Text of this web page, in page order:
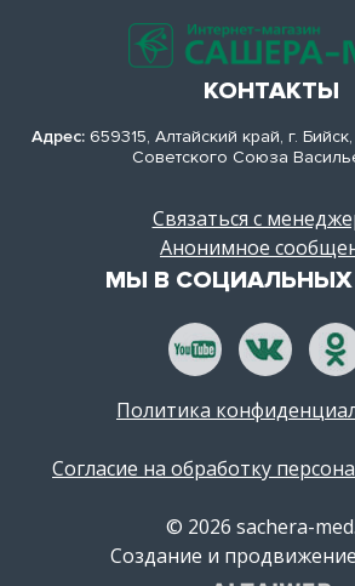
КОНТАКТЫ
Адрес: 659315, Алтайский край, г.
Советского Союза
Связаться с
Анонимное
МЫ В СОЦИАЛЬНЫХ
Политика
Согласие на обработку
© 2026 sachera-
Создание и